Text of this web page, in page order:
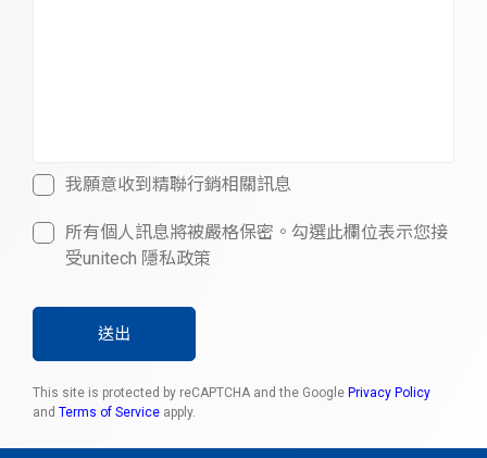
我願意收到精聯行銷相關訊息
所有個人訊息將被嚴格保密。勾選此欄位表示您接
受unitech 隱私政策
送出
This site is protected by reCAPTCHA and the Google Privacy Policy
and Terms of Service apply.